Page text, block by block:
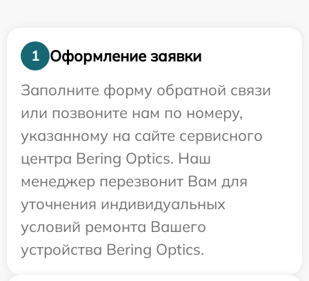
1
Оформление заявки
Заполните форму обратной связи
или позвоните нам по номеру,
указанному на сайте сервисного
центра Bering Optics. Наш
менеджер перезвонит Вам для
уточнения индивидуальных
условий ремонта Вашего
устройства Bering Optics.